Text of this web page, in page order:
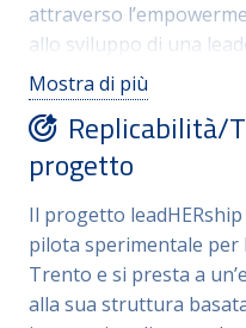
attraverso
allo sviluppo di una
e collaborativa, il
capacità e il
percorso mira ad
individuale sulla
confronto diretto tra
risponde all’obiettivo di
femminili e di ridurre i
L’iniziativa si rivolge a
Mostra di più
Replicabilità/
progetto
Il progetto leadHERship
pilota sperimentale per
Trento e si presta a
alla sua struttura